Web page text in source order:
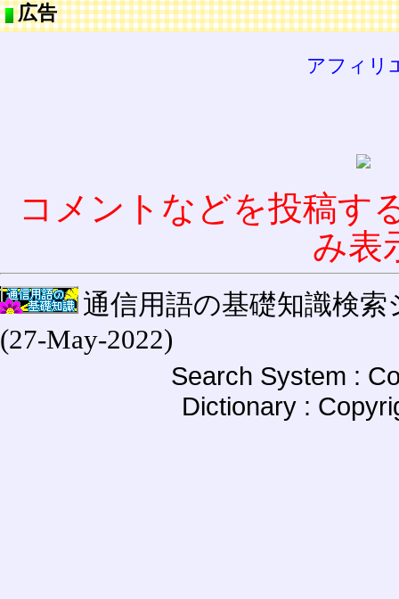
広告
アフィリ
コメントなどを投稿す
み表
通信用語の基礎知識検索
(27-May-2022)
Search System :
Dictionary :